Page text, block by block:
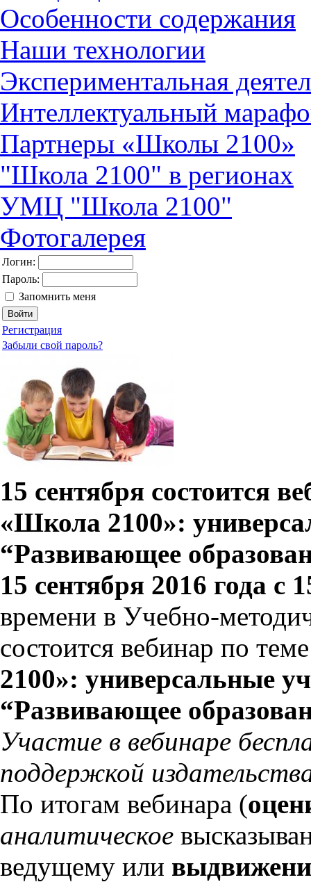
Особенности содержания
Наши технологии
Экспериментальная
Интеллектуальный
Партнеры «Школы 2100»
"Школа 2100" в регионах
УМЦ "Школа 2100"
Фотогалерея
Логин:
Пароль:
Запомнить меня
Регистрация
Забыли свой пароль?
15 сентября состоится
«Школа 2100»:
“Развивающее
15 сентября 2016 года с
времени в Учебно-
состоится вебинар по
2100»: универсальные
“Развивающее
Участие в вебинаре
поддержкой
По итогам вебинара (
аналитическое
ведущему или